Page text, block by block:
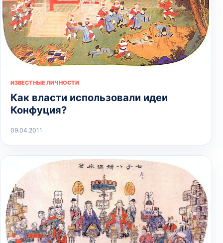
ИЗВЕСТНЫЕ ЛИЧНОСТИ
Как власти использовали идеи
Конфуция?
09.04.2011